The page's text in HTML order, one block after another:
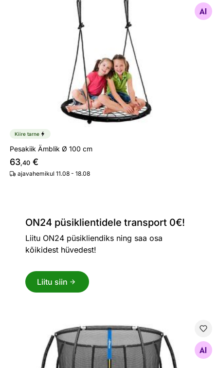
Kiire tarne
Pesakiik Ämblik Ø 100 cm
63,40 €
ajavahemikul 11.08 - 18.08
Batuut 3,05 m turvavõrguga
Otsi sarnaseid
ON24 püsiklientidele transport 0€!
Liitu ON24 püsikliendiks ning saa osa
kõikidest hüvedest!
Liitu siin